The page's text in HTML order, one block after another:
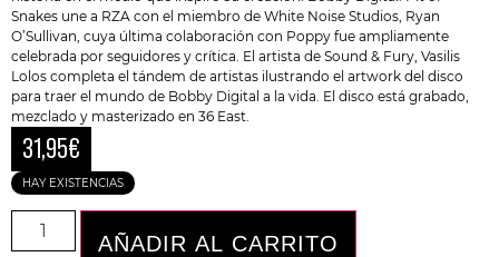
Snakes une a RZA con el miembro de White Noise Studios, Ryan
O’Sullivan, cuya última colaboración con Poppy fue ampliamente
celebrada por seguidores y crítica. El artista de Sound & Fury, Vasilis
Lolos completa el tándem de artistas ilustrando el artwork del disco
para traer el mundo de Bobby Digital a la vida. El disco está grabado,
mezclado y masterizado en 36 East.
31,95€
HAY EXISTENCIAS
AÑADIR AL CARRITO